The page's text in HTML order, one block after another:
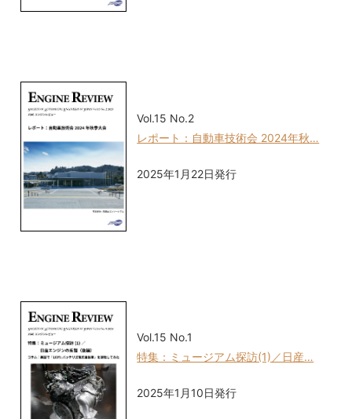
Vol.15 No.2
レポート：自動車技術会 2024年秋…
2025年1月22日発行
Vol.15 No.1
特集：ミュージアム探訪(1)／日産…
2025年1月10日発行